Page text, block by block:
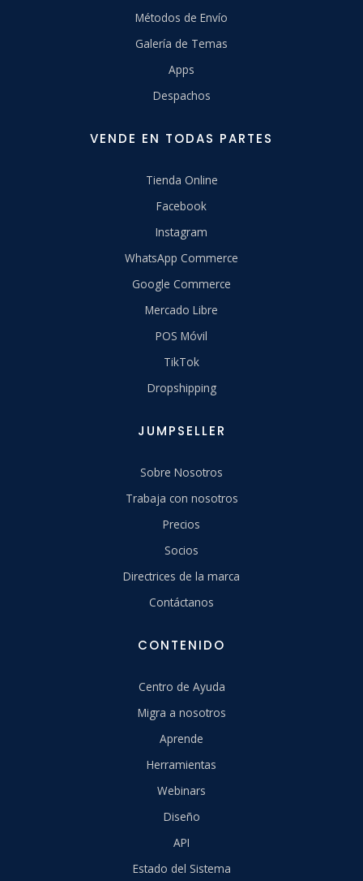
Métodos de Envío
Galería de Temas
Apps
Despachos
VENDE EN TODAS PARTES
Tienda Online
Facebook
Instagram
WhatsApp Commerce
Google Commerce
Mercado Libre
POS Móvil
TikTok
Dropshipping
JUMPSELLER
Sobre Nosotros
Trabaja con nosotros
Precios
Socios
Directrices de la marca
Contáctanos
CONTENIDO
Centro de Ayuda
Migra a nosotros
Aprende
Herramientas
Webinars
Diseño
API
Estado del Sistema